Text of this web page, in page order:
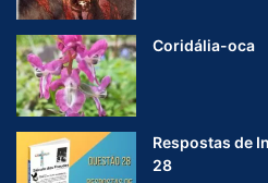
Coridália-oca
Respostas de
28